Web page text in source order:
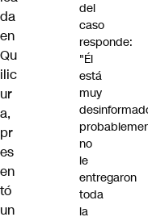
da
en
Qu
ilic
ur
a,
pr
es
en
tó
un
del
caso
responde:
"Él
está
muy
no
le
entregaron
toda
la